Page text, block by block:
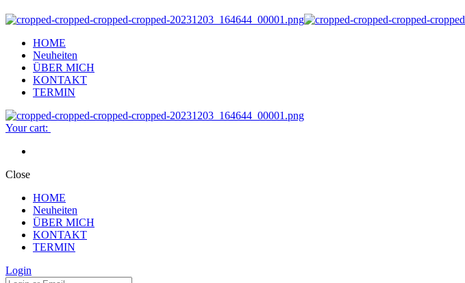
HOME
Neuheiten
ÜBER MICH
KONTAKT
TERMIN
Your cart:
Close
HOME
Neuheiten
ÜBER MICH
KONTAKT
TERMIN
Login